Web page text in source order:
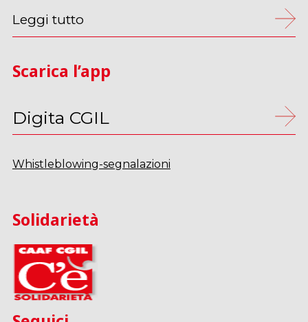
Leggi tutto
Scarica l’app
Digita CGIL
Whistleblowing-segnalazioni
Solidarietà